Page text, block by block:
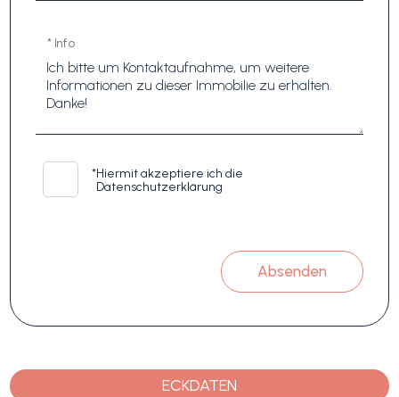
* Info
*Hiermit akzeptiere ich die
Datenschutzerklärung
Absenden
ECKDATEN